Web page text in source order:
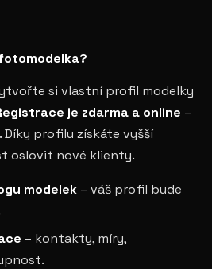
si vlastní profil modelky
je zdarma a online –
profilu získáte vyšší
oslovit nové klienty.
modelek – váš profil bude
– kontakty, míry,